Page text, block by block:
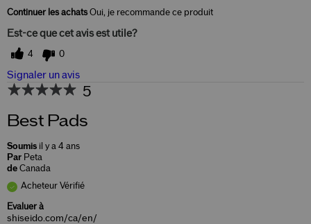
Continuer les achatsOui, je recommande ce produit
Est-ce que cet avis est utile?
4 0
Signaler un avis
5
Best Pads
Soumis il y a 4 ans
Par Peta
de Canada
Acheteur Vérifié
Evaluer à
shiseido.com/ca/en/